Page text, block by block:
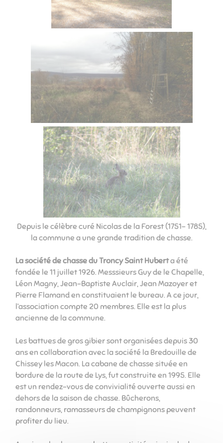
Depuis le célèbre curé Nicolas de la Forest (1751- 1785),
la commune a une grande tradition de chasse.
La société de chasse du Troncy Saint Huberta été
fondée le 11 juillet 1926. Messsieurs Guy de le Chapelle,
Léon Magny, Jean-Baptiste Auclair, Jean Mazoyer et
Pierre Flamand en constituaient le bureau.A ce jour,
l’association compte 20 membres. Elle est la plus
ancienne de la commune.
Les battues de gros gibier sont organisées depuis 30
ans en collaboration avec la société la Bredouille de
Chissey les Macon. La cabane de chasse située en
bordure de la route de Lys, fut construite en 1995. Elle
est un rendez-vous de convivialité ouverte aussi en
dehors de la saison de chasse. Bûcherons,
randonneurs, ramasseurs de champignons peuvent
profiter du lieu.